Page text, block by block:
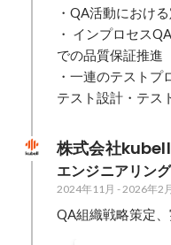
・QA活動におけ
・ インプロセス
での品質保証推進
・一連のテストプ
テスト設計・テス
株式会社kubell
エンジニアリン
2024年11月 -2026年2
QA組織戦略策定